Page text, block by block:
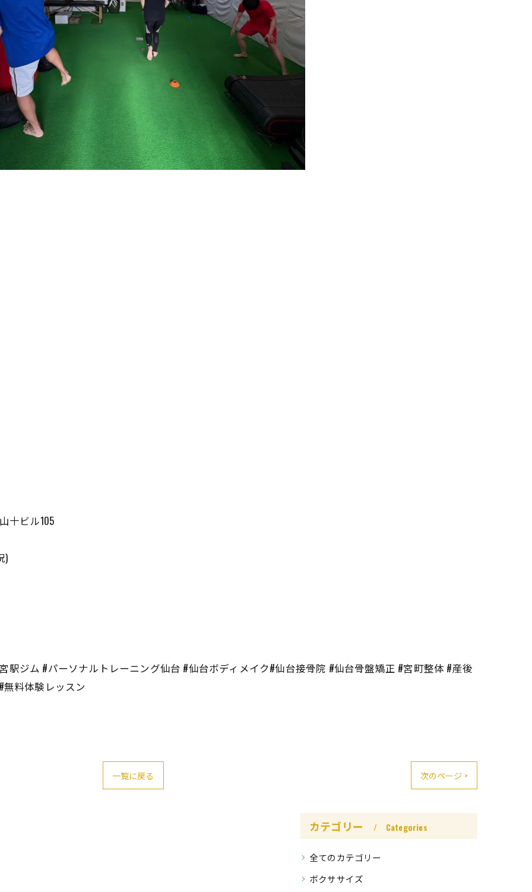
十ビル105
)
駅ジム #パーソナルトレーニング仙台 #仙台ボディメイク#仙台接骨院 #仙台骨盤矯正 #宮町整体 #産後
料体験レッスン
一覧に戻る 次のページ >
カテゴリー Categories
全てのカテゴリー
ボクササイズ